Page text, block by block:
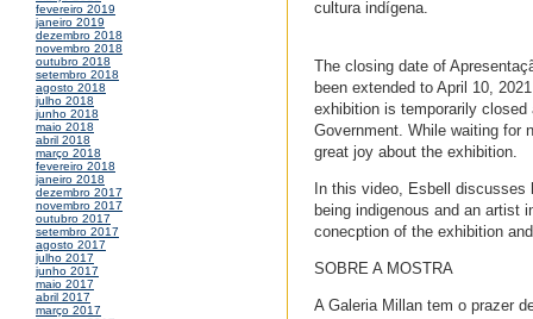
fevereiro 2019
janeiro 2019
dezembro 2018
novembro 2018
outubro 2018
setembro 2018
agosto 2018
julho 2018
junho 2018
maio 2018
abril 2018
março 2018
fevereiro 2018
janeiro 2018
dezembro 2017
novembro 2017
outubro 2017
setembro 2017
agosto 2017
julho 2017
junho 2017
maio 2017
abril 2017
março 2017
cultura indígena.
The closing date of
been extended to April 10,
exhibition is temporarily
Government. While waiting for
great joy about the exhibition.
In this video, Esbell
being indigenous and an artist
conecption of the exhibition
SOBRE A MOSTRA
A Galeria Millan tem o prazer